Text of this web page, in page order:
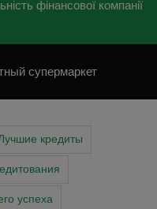
фінансової компанії
супермаркет
кредиты
успеха